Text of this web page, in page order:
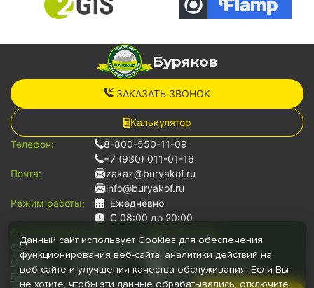
Буряков
ЗАКАЗАТЬ ЗВОНОК
Калькулятор
Телефон:
8-800-550-11-09
+7 (930) 011-01-16
Почта:
zakaz@buryakof.ru
info@buryakof.ru
Режим работы:
Ежедневно
С 08:00 до 20:00
О компании:
О нас
Отзывы
Вакансии
Грузоперевозки
Переезды
Грузчики
Наличными
Банковской картой
Безналичный расчет
Данный сайт использует Cookies для обеспечения
функционирования веб-сайта, аналитики действий на
веб-сайте и улучшения качества обслуживания. Если Вы
не хотите, чтобы эти данные обрабатывались, отключите